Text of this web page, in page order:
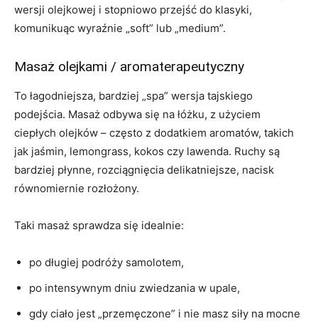
wersji olejkowej i stopniowo przejść do klasyki,
komunikuąc wyraźnie „soft” lub „medium”.
Masaż olejkami / aromaterapeutyczny
To łagodniejsza, bardziej „spa” wersja tajskiego
podejścia. Masaż odbywa się na łóżku, z użyciem
ciepłych olejków – często z dodatkiem aromatów, takich
jak jaśmin, lemongrass, kokos czy lawenda. Ruchy są
bardziej płynne, rozciągnięcia delikatniejsze, nacisk
równomiernie rozłożony.
Taki masaż sprawdza się idealnie:
po długiej podróży samolotem,
po intensywnym dniu zwiedzania w upale,
gdy ciało jest „przemęczone” i nie masz siły na mocne